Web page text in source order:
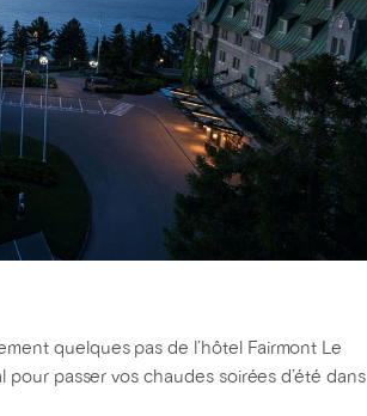
quelques pas de l’hôtel Fairmont Le
pour passer vos chaudes soirées d’été dans